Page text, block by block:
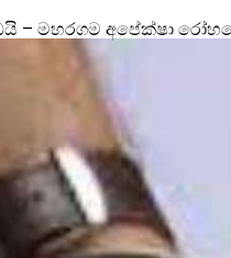
– මහරගම අපේක්ෂා